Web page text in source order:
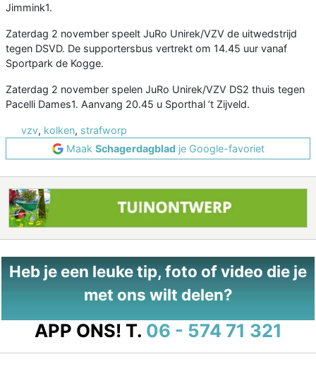
Jimmink1.
Zaterdag 2 november speelt JuRo Unirek/VZV de uitwedstrijd
tegen DSVD. De supportersbus vertrekt om 14.45 uur vanaf
Sportpark de Kogge.
Zaterdag 2 november spelen JuRo Unirek/VZV DS2 thuis tegen
Pacelli Dames1. Aanvang 20.45 u Sporthal ’t Zijveld.
vzv, kolken, strafworp
Maak Schagerdagbladje Google-favoriet
Heb je een leuke tip, foto of video die je
met ons wilt delen?
APP ONS! T. 06 - 574 71 321